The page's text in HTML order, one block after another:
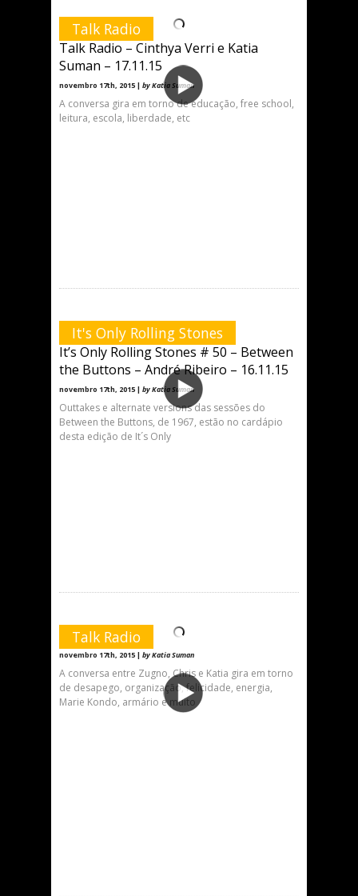
Talk Radio
Talk Radio – Cinthya Verri e Katia
Suman – 17.11.15
novembro 17th, 2015 | by Katia Suman
A conversa gira em torno de educação, free school,
leitura, escola, liberdade, etc
It's Only Rolling Stones
It’s Only Rolling Stones # 50 – Between
the Buttons – André Ribeiro – 16.11.15
novembro 17th, 2015 | by Katia Suman
Outtakes e alternate versions das sessões do
Between the Buttons, de 1967, estão no cardápio
desta edição de It´s Only
Talk Radio
novembro 17th, 2015 | by Katia Suman
A conversa entre Zugno, Chris e Katia gira em torno
de desapego, organização, felicidade, energia,
Marie Kondo, armário e muito